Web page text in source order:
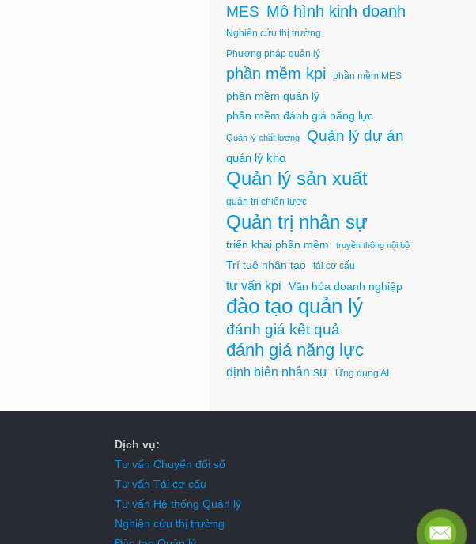
MES Mô hình kinh doanh
Nghiên cứu thị trường
Phương pháp quản lý
phần mềm kpi phần mềm MES
phần mềm quản lý
phần mềm đánh giá năng lực
Quản lý chất lượng Quản lý dự án
quản lý kho
Quản lý sản xuất
quản trị chiến lược
Quản trị nhân sự
triển khai phần mềm truyền thông nội bộ
Trí tuệ nhân tạo tái cơ cấu
tư vấn kpi Văn hóa doanh nghiệp
đào tạo quản lý
đánh giá kết quả
đánh giá năng lực
định biên nhân sự Ứng dụng AI
Dịch vụ:
Tư vấn Chuyển đổi số
Tư vấn Tái cơ cấu
Tư vấn Hệ thống Quản lý
Nghiên cứu thị trường